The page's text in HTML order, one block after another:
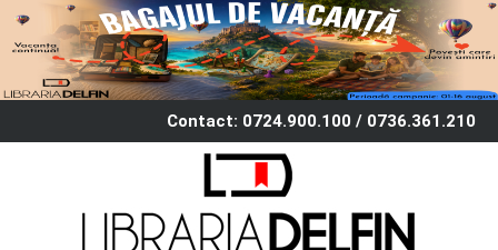
Contact: 0724.900.100 / 0736.361.210